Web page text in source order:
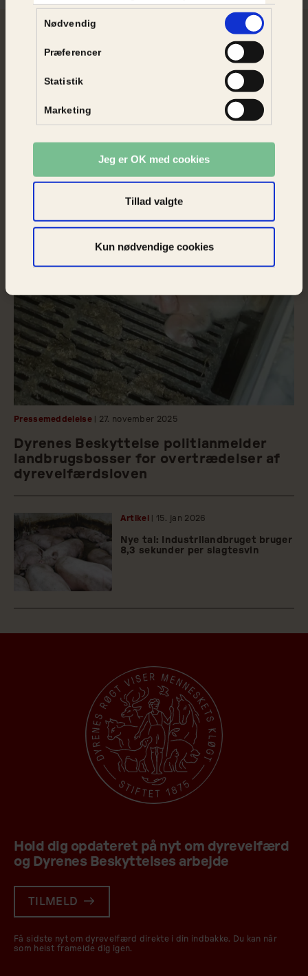
Nødvendig
Præferencer
Statistik
Marketing
Jeg er OK med cookies
Tillad valgte
Kun nødvendige cookies
jan 2026
borgerforslag når 50.000
underskrifter på 74 timer
Pressemeddelelse| 27. november 2025
Dyrenes Beskyttelse politianmelder
landbrugsbosser for overtrædelser af
dyrevelfærdsloven
Artikel | 15. jan 2026
Nye tal: Industrilandbruget bruger
8,3 sekunder per slagtesvin
Hold dig opdateret på nyt om dyrevelfærd
og Dyrenes Beskyttelses arbejde
TILMELD
Få sidste nyt om dyrevelfærd direkte i din indbakke. Du kan når
som helst framelde dig igen.